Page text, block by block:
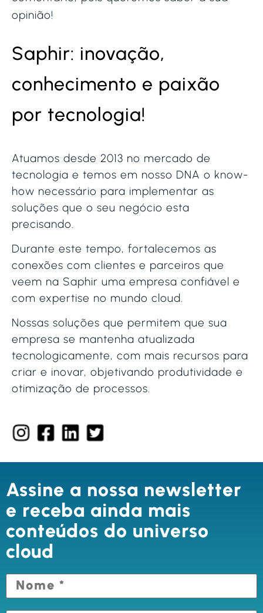
opinião!
Saphir: inovação,
conhecimento e paixão
por tecnologia!
Atuamos desde 2013 no mercado de
tecnologia e temos em nosso DNA o know-
how necessário para implementar as
soluções que o seu negócio esta
precisando.
Durante este tempo, fortalecemos as
conexões com clientes e parceiros que
veem na Saphir uma empresa confiável e
com expertise no mundo cloud.
Nossas soluções que permitem que sua
empresa se mantenha atualizada
tecnologicamente, com mais recursos para
criar e inovar, objetivando produtividade e
otimização de processos.
Assine a nossa newsletter
e receba ainda mais
conteúdos do universo
cloud